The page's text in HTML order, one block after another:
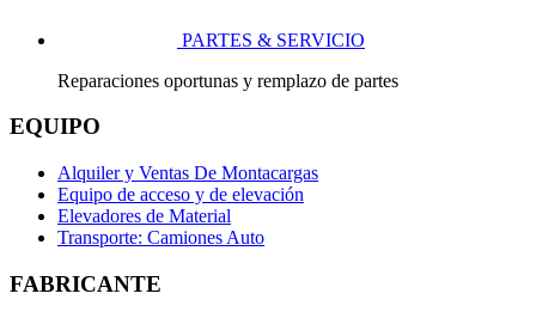
PARTES & SERVICIO
Reparaciones oportunas y remplazo de partes
EQUIPO
Alquiler y Ventas De Montacargas
Equipo de acceso y de elevación
Elevadores de Material
Transporte: Camiones Auto
FABRICANTE